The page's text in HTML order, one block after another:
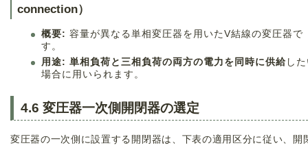
connection）
概要: 容量が異なる単相変圧器を用いたV結線の変圧器で
す。
用途: 単相負荷と三相負荷の両方の電力を同時に供給 し
場合に用いられます。
4.6 変圧器一次側開閉器の選定
変圧器の一次側に設置する開閉器は、下表の適用区分に従い、開